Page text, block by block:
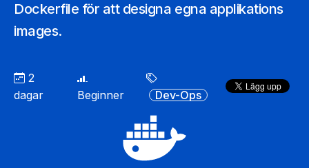
Dockerfile för att designa egna applikations
images.
2
dagar
Beginner Dev-Ops